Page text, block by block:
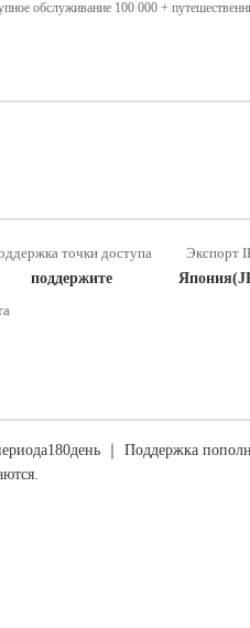
обслуживание 100 000 +
точки доступа
поддержите
Экспорт
｜ Поддержка